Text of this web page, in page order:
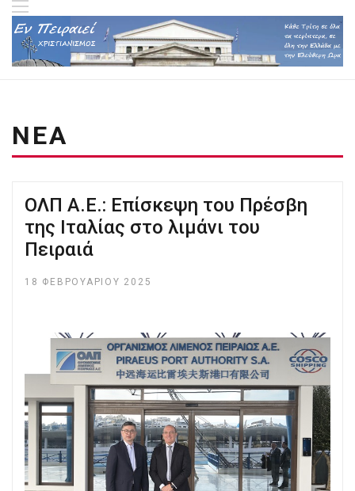
ΝΕΑ
ΟΛΠ Α.Ε.: Επίσκεψη του Πρέσβη
της Ιταλίας στο λιμάνι του
Πειραιά
18 ΦΕΒΡΟΥΑΡΊΟΥ 2025